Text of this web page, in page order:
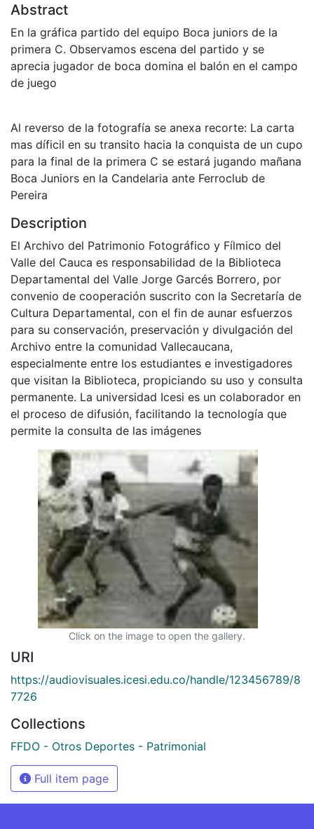
Abstract
En la gráfica partido del equipo Boca juniors de la
primera C. Observamos escena del partido y se
aprecia jugador de boca domina el balón en el campo
de juego
Al reverso de la fotografía se anexa recorte: La carta
mas díficil en su transito hacia la conquista de un cupo
para la final de la primera C se estará jugando mañana
Boca Juniors en la Candelaria ante Ferroclub de
Pereira
Description
El Archivo del Patrimonio Fotográfico y Fílmico del
Valle del Cauca es responsabilidad de la Biblioteca
Departamental del Valle Jorge Garcés Borrero, por
convenio de cooperación suscrito con la Secretaría de
Cultura Departamental, con el fin de aunar esfuerzos
para su conservación, preservación y divulgación del
Archivo entre la comunidad Vallecaucana,
especialmente entre los estudiantes e investigadores
que visitan la Biblioteca, propiciando su uso y consulta
permanente. La universidad Icesi es un colaborador en
el proceso de difusión, facilitando la tecnología que
permite la consulta de las imágenes
Click on the image to open the gallery.
URI
https://audiovisuales.icesi.edu.co/handle/123456789/8
7726
Collections
FFDO - Otros Deportes - Patrimonial
Full item page